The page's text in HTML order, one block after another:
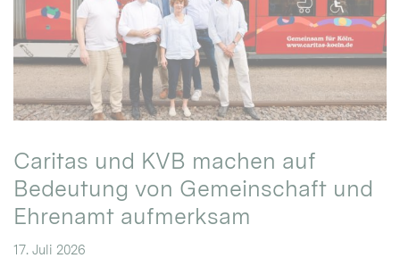
Caritas und KVB machen auf
Bedeutung von Gemeinschaft und
Ehrenamt aufmerksam
17. Juli 2026